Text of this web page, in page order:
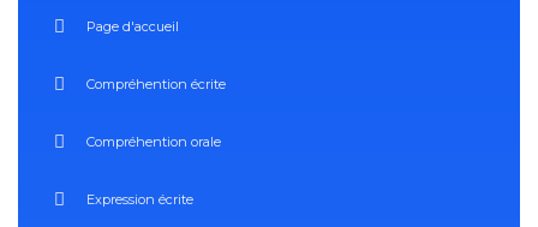
Page d'accueil
Compréhention écrite
Compréhention orale
Expression écrite